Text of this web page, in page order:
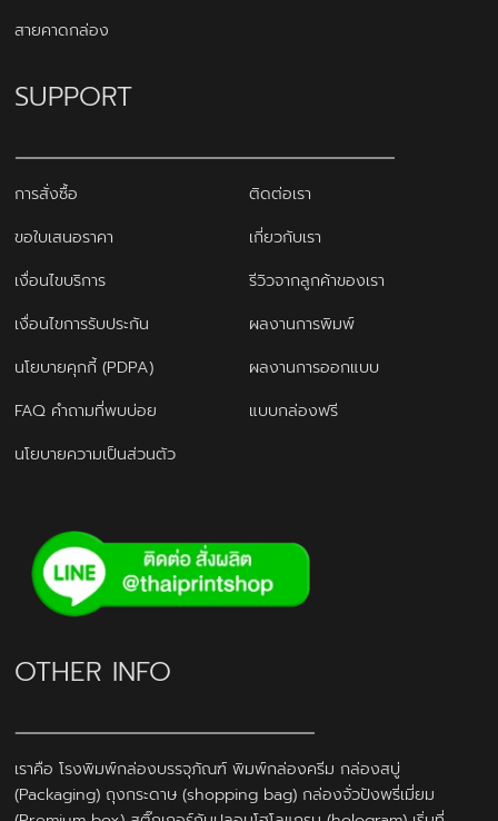
สายคาดกล่อง
SUPPORT
การสั่งซื้อ
ติดต่อเรา
ขอใบเสนอราคา
เกี่ยวกับเรา
เงื่อนไขบริการ
รีวิวจากลูกค้าของเรา
เงื่อนไขการรับประกัน
ผลงานการพิมพ์
นโยบายคุกกี้ (PDPA)
ผลงานการออกแบบ
FAQ คำถามที่พบบ่อย
แบบกล่องฟรี
นโยบายความเป็นส่วนตัว
OTHER INFO
เราคือ โรงพิมพ์กล่องบรรจุภัณฑ์ พิมพ์กล่องครีม กล่องสบู่
(Packaging) ถุงกระดาษ (shopping bag) กล่องจั่วปังพรี่เมี่ยม